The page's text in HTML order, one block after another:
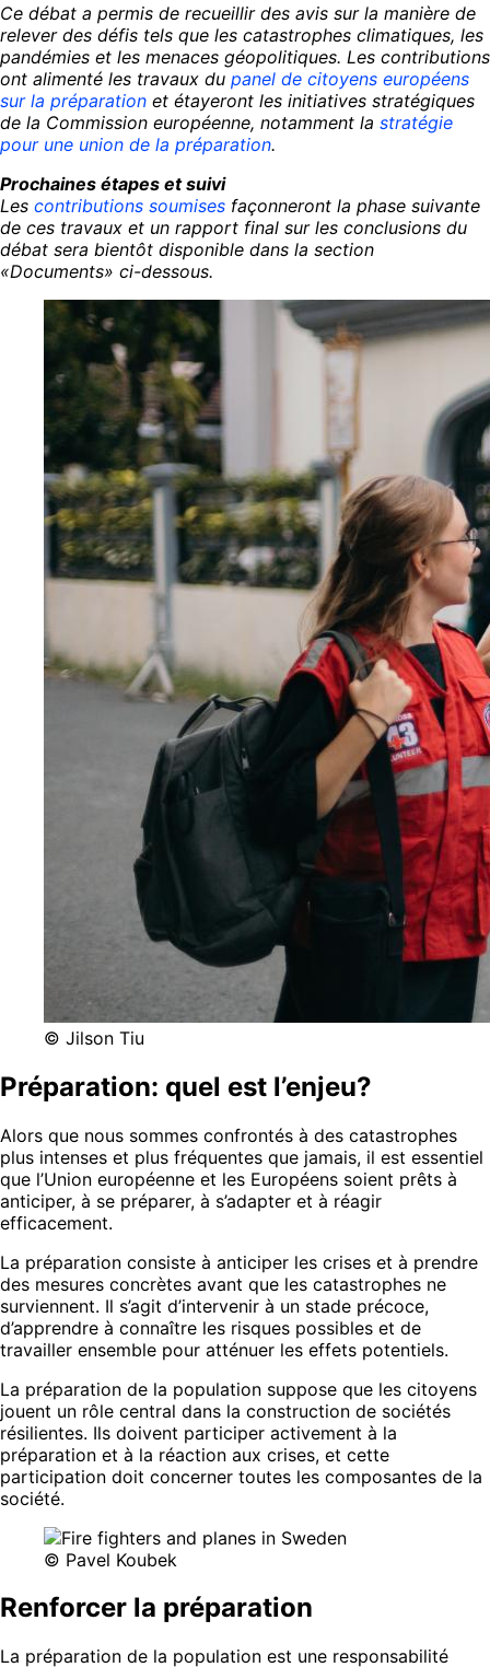
Ce débat a permis de recueillir des avis sur la manière de
relever des défis tels que les catastrophes climatiques, les
pandémies et les menaces géopolitiques. Les contributions
ont alimenté les travaux du panel de citoyens européens
sur la préparation et étayeront les initiatives stratégiques
de la Commission européenne, notamment la stratégie
pour une union de la préparation.
Prochaines étapes et suivi
Les contributions soumises façonneront la phase suivante
de ces travaux et un rapport final sur les conclusions du
débat sera bientôt disponible dans la section
«Documents» ci-dessous.
© Jilson Tiu
Préparation: quel est l’enjeu?
Alors que nous sommes confrontés à des catastrophes
plus intenses et plus fréquentes que jamais, il est essentiel
que l’Union européenne et les Européens soient prêts à
anticiper, à se préparer, à s’adapter et à réagir
efficacement.
La préparation consiste à anticiper les crises et à prendre
des mesures concrètes avant que les catastrophes ne
surviennent. Il s’agit d’intervenir à un stade précoce,
d’apprendre à connaître les risques possibles et de
travailler ensemble pour atténuer les effets potentiels.
La préparation de la population suppose que les citoyens
jouent un rôle central dans la construction de sociétés
résilientes. Ils doivent participer activement à la
préparation et à la réaction aux crises, et cette
participation doit concerner toutes les composantes de la
société.
© Pavel Koubek
Renforcer la préparation
La préparation de la population est une responsabilité